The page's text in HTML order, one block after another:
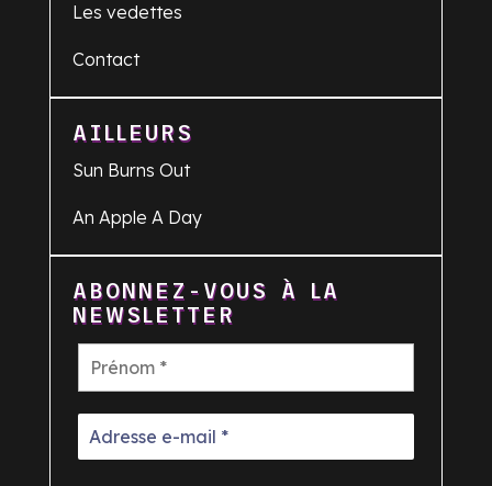
Les vedettes
Contact
AILLEURS
Sun Burns Out
An Apple A Day
ABONNEZ-VOUS À LA
NEWSLETTER